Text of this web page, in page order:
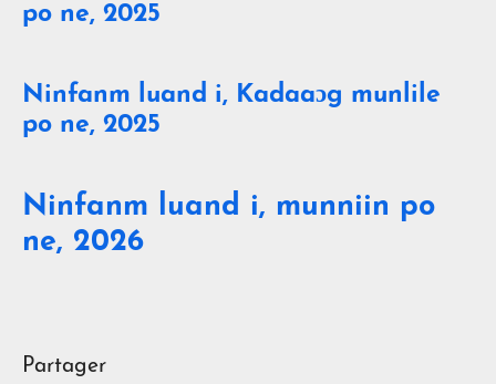
po ne, 2025
Ninfanm luand i, Kadaaɔg munlile
po ne, 2025
Ninfanm luand i, munniin po
ne, 2026
Partager